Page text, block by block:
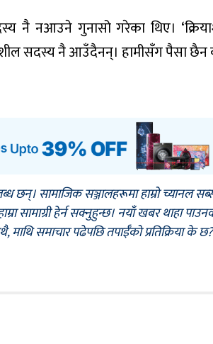
नै नआउने गुनासो गरेका थिए।
सदस्य नै आउँदैनन्। हामीसँग पैसा
छन्। सामाजिक सञ्जालहरूमा हाम्रो च्यानल
सामाग्री हेर्न सक्नुहुन्छ। नयाँ खबर थाहा
माथि समाचार पढेपछि तपाईँको प्रतिक्रिया के